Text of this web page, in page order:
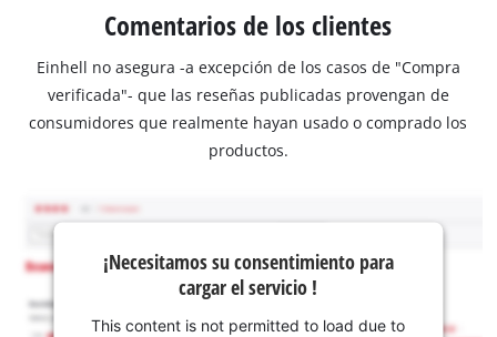
Comentarios de los clientes
Einhell no asegura -a excepción de los casos de "Compra
verificada"- que las reseñas publicadas provengan de
consumidores que realmente hayan usado o comprado los
productos.
¡Necesitamos su consentimiento para
cargar el servicio !
This content is not permitted to load due to